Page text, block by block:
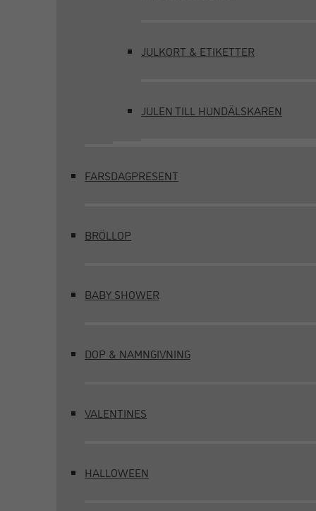
JULKORT & ETIKETTER
JULEN TILL HUNDÄLSKAREN
FARSDAGPRESENT
BRÖLLOP
BABY SHOWER
DOP & NAMNGIVNING
VALENTINES
HALLOWEEN